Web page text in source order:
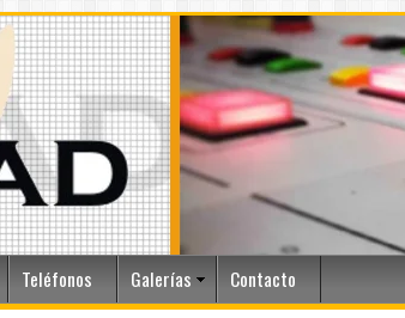
Teléfonos Galerías Contacto